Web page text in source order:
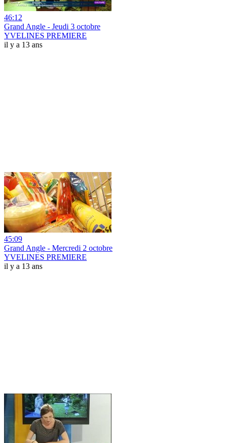
46:12
Grand Angle - Jeudi 3 octobre
YVELINES PREMIERE
il y a 13 ans
45:09
Grand Angle - Mercredi 2 octobre
YVELINES PREMIERE
il y a 13 ans